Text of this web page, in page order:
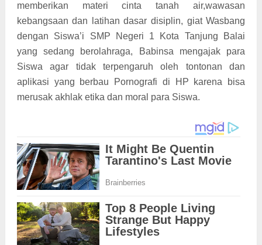
memberikan materi cinta tanah air,wawasan
kebangsaan dan latihan dasar disiplin, giat Wasbang
dengan Siswa’i SMP Negeri 1 Kota Tanjung Balai
yang sedang berolahraga, Babinsa mengajak para
Siswa agar tidak terpengaruh oleh tontonan dan
aplikasi yang berbau Pornografi di HP karena bisa
merusak akhlak etika dan moral para Siswa.